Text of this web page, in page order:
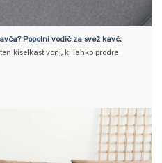
Popolni vodič za svež kavč.
kiselkast vonj, ki lahko prodre